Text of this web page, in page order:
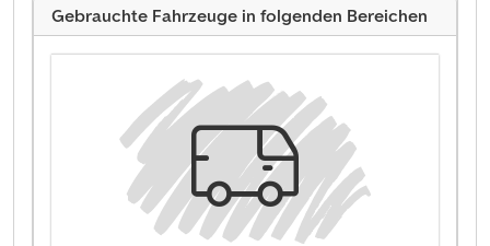
Gebrauchte Fahrzeuge in folgenden Bereichen